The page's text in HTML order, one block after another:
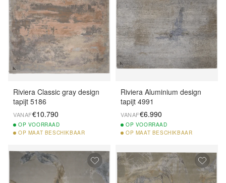
Riviera Classic gray design
tapijt 5186
VANAF€10.790
OP VOORRAAD
OP MAAT BESCHIKBAAR
Riviera Aluminium design
tapijt 4991
VANAF€6.990
OP VOORRAAD
OP MAAT BESCHIKBAAR